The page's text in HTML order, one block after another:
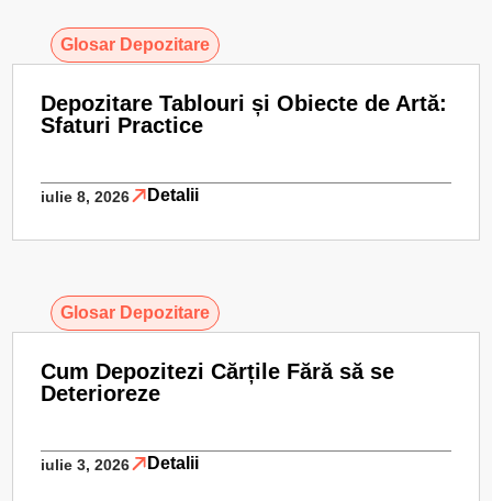
Glosar Depozitare
Depozitare Tablouri și Obiecte de Artă:
Sfaturi Practice
iulie 8, 2026 Detalii
Glosar Depozitare
Cum Depozitezi Cărțile Fără să se
Deterioreze
iulie 3, 2026 Detalii